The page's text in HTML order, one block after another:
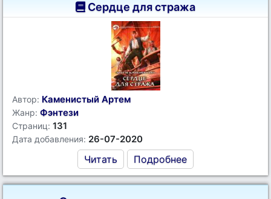
Сердце для стража
Автор: Каменистый Артем
Жанр: Фэнтези
Страниц: 131
Дата добавления: 26-07-2020
Читать Подробнее